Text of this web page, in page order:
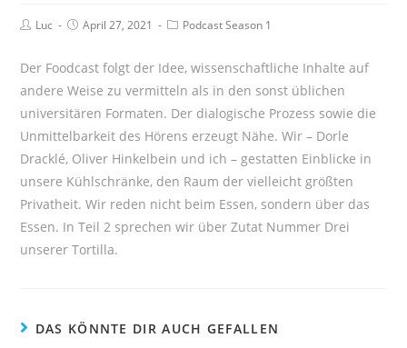
Luc April 27, 2021 Podcast Season 1
Der Foodcast folgt der Idee, wissenschaftliche Inhalte auf
andere Weise zu vermitteln als in den sonst üblichen
universitären Formaten. Der dialogische Prozess sowie die
Unmittelbarkeit des Hörens erzeugt Nähe. Wir – Dorle
Dracklé, Oliver Hinkelbein und ich – gestatten Einblicke in
unsere Kühlschränke, den Raum der vielleicht größten
Privatheit. Wir reden nicht beim Essen, sondern über das
Essen. In Teil 2 sprechen wir über Zutat Nummer Drei
unserer Tortilla.
DAS KÖNNTE DIR AUCH GEFALLEN